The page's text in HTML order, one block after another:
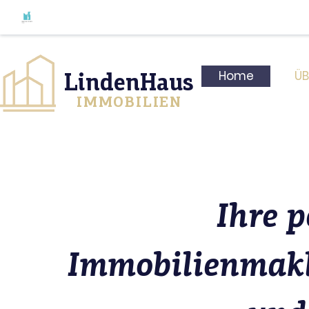
LindenHaus
IMMOBILIEN
Home
Ihre